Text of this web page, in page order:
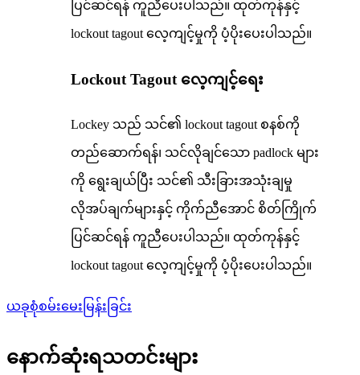
Lockout Tagout လေ့ကျင့်ရေး
Lockey သည် သင်၏ lockout tagout စနစ်ကို
တည်ဆောက်ရန်၊ သင်လိုချင်သော padlock များ
ကို ရွေးချယ်ပြီး သင်၏ သီးခြားအသုံးချမှု
လိုအပ်ချက်များနှင့် ကိုက်ညီအောင် စိတ်ကြိုက်
ပြင်ဆင်ရန် ကူညီပေးပါသည်။ ထုတ်ကုန်နှင့်
lockout tagout လေ့ကျင့်မှုကို ပံ့ပိုးပေးပါသည်။
ယခုစုံစမ်းမေးမြန်းခြင်း
နောက်ဆုံးရသတင်းများ